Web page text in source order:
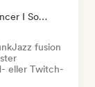
Youtube/Twitch Channel, Influencer I Sociala Medier
Jazz fusion
eller Twitch-